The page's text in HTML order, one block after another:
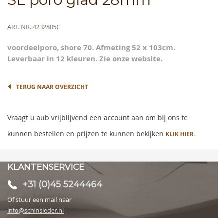
Meer
ART. NR.4232805C
voordeelporo, shore 70. Afmeting 52 x 103cm.
Leverbaar in 12 kleuren. Zie onze website.
to
the
images
gallery
TERUG NAAR OVERZICHT
Vraagt u aub vrijblijvend een account aan om bij ons te
kunnen bestellen en prijzen te kunnen bekijken KLIK HIER.
KLANTENSERVICE
+31 (0)45 5244464
Of stuur een mail naar
info@schinsleder.nl